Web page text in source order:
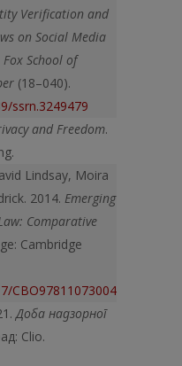
Verification and
on Social Media
School of
(18–040).
ssrn.3249479
and Freedom.
Lindsay, Moira
2014. Emerging
Comparative
Cambridge
CBO9781107300491
Доба надзорног
Clio.